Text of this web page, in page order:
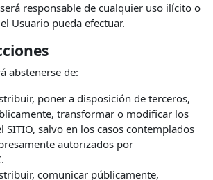
será responsable de cualquier uso ilícito o
Usuario pueda efectuar.
abstenerse de:
poner a disposición de terceros,
transformar o modificar los
SITIO, salvo en los casos contemplados
autorizados por
comunicar públicamente,